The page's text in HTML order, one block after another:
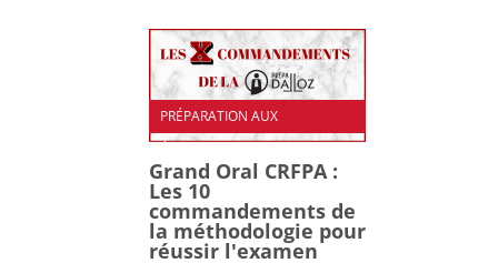
PRÉPARATION AUX
Grand Oral CRFPA :
Les 10
commandements de
la méthodologie pour
réussir l'examen